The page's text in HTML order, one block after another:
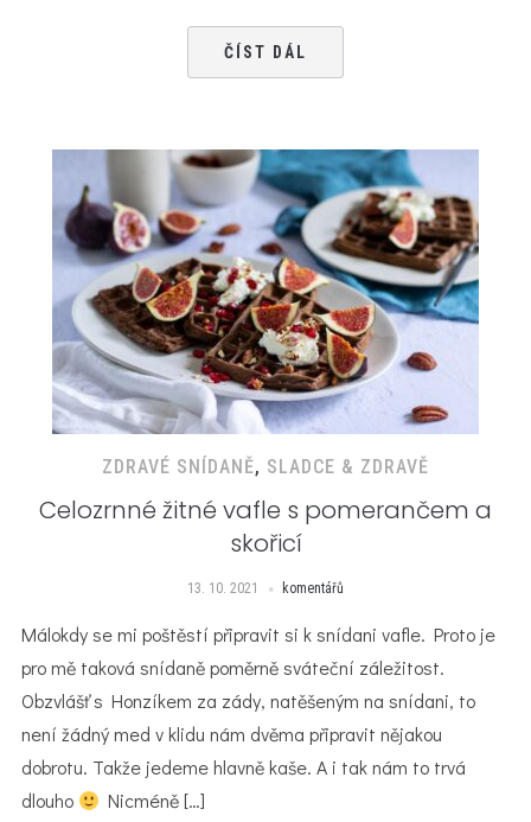
ČÍST DÁL
ZDRAVÉ SNÍDANĚ, SLADCE & ZDRAVĚ
Celozrnné žitné vafle s pomerančem a
skořicí
13. 10. 2021 komentářů
Málokdy se mi poštěstí připravit si k snídani vafle. Proto je
pro mě taková snídaně poměrně sváteční záležitost.
Obzvlášť s Honzíkem za zády, natěšeným na snídani, to
není žádný med v klidu nám dvěma připravit nějakou
dobrotu. Takže jedeme hlavně kaše. A i tak nám to trvá
dlouho
Nicméně […]